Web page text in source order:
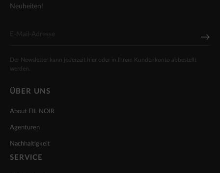
Neuheiten!
Der Newsletter kann jederzeit hier oder in Ihrem Kundenkonto abbestellt
werden.
ÜBER UNS
About FIL NOIR
Agenturen
Nachhaltigkeit
SERVICE